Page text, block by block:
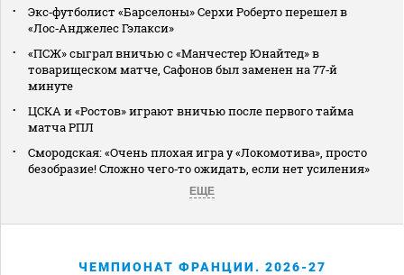
Экс‑футболист «Барселоны» Серхи Роберто перешел в
«Лос‑Анджелес Гэлакси»
«ПСЖ» сыграл вничью с «Манчестер Юнайтед» в
товарищеском матче, Сафонов был заменен на 77‑й
минуте
ЦСКА и «Ростов» играют вничью после первого тайма
матча РПЛ
Смородская: «Очень плохая игра у «Локомотива», просто
безобразие! Сложно чего‑то ожидать, если нет усиления»
ЕЩЕ
ЧЕМПИОНАТ ФРАНЦИИ. 2026-27